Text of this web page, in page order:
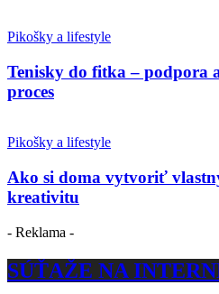
Pikošky a lifestyle
Tenisky do fitka – podpora
proces
Pikošky a lifestyle
Ako si doma vytvoriť
kreativitu
- Reklama -
SÚŤAŽE NA